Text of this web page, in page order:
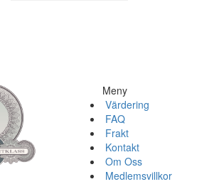
Meny
Värdering
FAQ
Frakt
Kontakt
Om Oss
Medlemsvillkor